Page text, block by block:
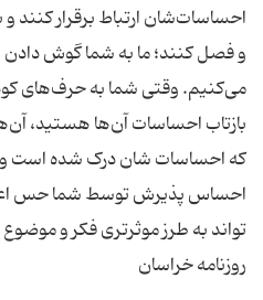
احساسات‌‌شان ارتباط برقرار کنند و
و فصل کنند؛ ما به شما گوش
می‌کنیم. وقتی شما به حرف‌های
بازتاب احساسات آن‌ها هستید،
که احساسات ‌شان درک شده است و
احساس پذیرش توسط شما حس
تواند به طرز موثرتری فکر و
روزنامه خراسان